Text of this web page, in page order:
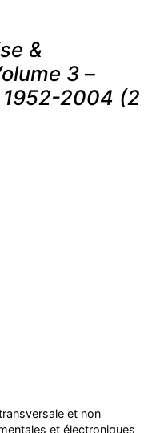
&
3 –
2004 (2
et non
et électroniques